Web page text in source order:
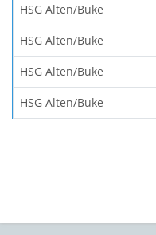
HSG Alten/Buke
HSG Alten/Buke
HSG Alten/Buke
HSG Alten/Buke